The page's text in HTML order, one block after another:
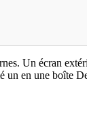
Un écran
en une boîte